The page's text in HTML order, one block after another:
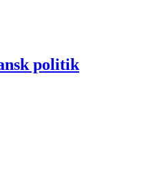
politik